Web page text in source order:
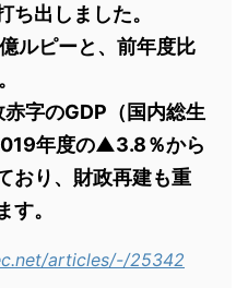
ち出しました。
ルピーと、前年度比
字のGDP（国内総生
年度の▲3.8％から
おり、財政再建も重
す。
articles/-/25342